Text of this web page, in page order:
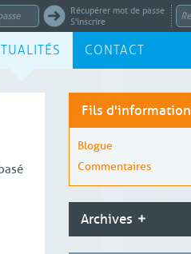
Récupérer mot de passe
S'inscrire
CONTACT
Fils d'information
Blogue
Commentaires
Archives